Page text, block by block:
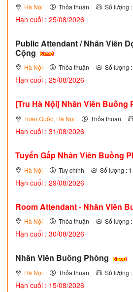
Hà Nội Thỏa thuận Số lượng :
Hạn cuối : 25/08/2026
Public Attendant / Nhân Viên
Cộng
Hà Nội Thỏa thuận Số lượng :
Hạn cuối : 25/08/2026
[Tru Hà Nội] Nhân Viên Buồng
Toàn Quốc, Hà Nội Thỏa thuận
Hạn cuối : 31/08/2026
Tuyển Gấp Nhân Viên Buồng
Hà Nội Tùy chỉnh Số lượng : 1
Hạn cuối : 29/08/2026
Room Attendant - Nhân Viên
Hà Nội Thỏa thuận Số lượng :
Hạn cuối : 30/08/2026
Nhân Viên Buồng Phòng
Hà Nội Thỏa thuận Số lượng :
Hạn cuối : 15/08/2026